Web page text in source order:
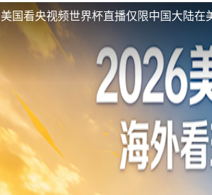
国看央视频世界杯直播仅限中国大陆在